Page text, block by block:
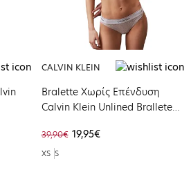
CALVIN KLEIN
Bralette Χωρίς Επένδυση
Calvin Klein Unlined Brallete
LL0
39,90€ 19,95€
XS S